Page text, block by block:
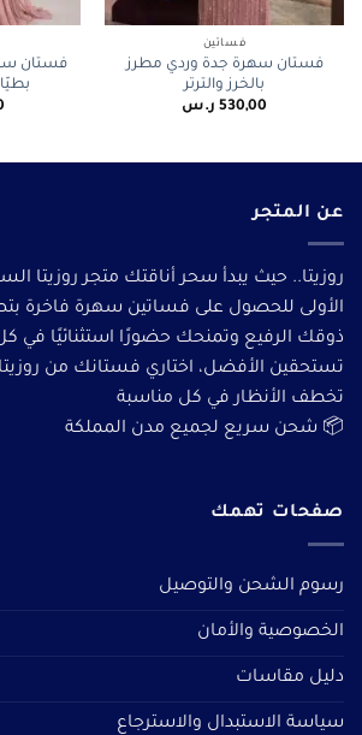
فساتين
فستان سهرة جدة وردي مطرز
بالخرز والترتر
530,00 ر.س
فستان
عن المتجر
روزيتا.. حيث يبدأ سحر أناقتك متجر روزيتا
الأولى للحصول على فساتين سهرة فاخرة
ذوقك الرفيع وتمنحك حضورًا استثنائيًا في
تستحقين الأفضل، اختاري فستانك من روزيتا
تخطف الأنظار في كل مناسبة
📦 شحن سريع لجميع مدن المملكة
صفحات تهمك
رسوم الشحن والتوصيل
الخصوصية والأمان
دليل مقاسات
سياسة الاستبدال والاسترجاع